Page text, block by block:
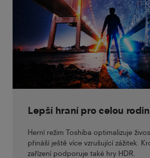
Lepší hraní pro celou
Herní režim Toshiba optimalizuje
přináší ještě více vzrušující zážitek.
zařízení podporuje také hry HDR.